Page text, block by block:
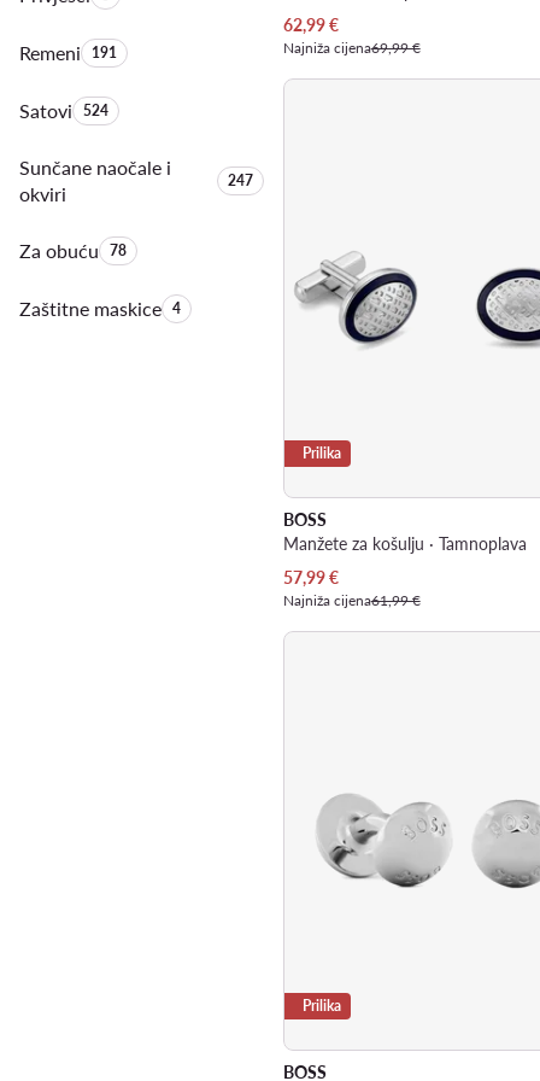
RemeniKoličina proizvoda:
191
SatoviKoličina proizvoda:
524
Sunčane naočale i
okviri
Količina proizvoda:
247
Za obućuKoličina proizvoda:
78
Zaštitne maskiceKoličina proizvoda:
4
Trenutna cijena
62,99€
Najniža cijena69,99 €
Prilika
BOSS
Manžete za košulju · Tamnoplava
Trenutna cijena
57,99€
Najniža cijena61,99 €
Prilika
BOSS